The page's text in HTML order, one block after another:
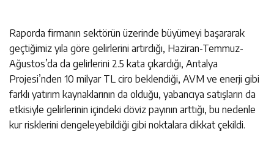
Raporda firmanın sektörün üzerinde büyümeyi başararak
geçtiğimiz yıla göre gelirlerini artırdığı, Haziran-Temmuz-
Ağustos’da da gelirlerini 2.5 kata çıkardığı, Antalya
Projesi’nden 10 milyar TL ciro beklendiği, AVM ve enerji gibi
farklı yatırım kaynaklarının da olduğu, yabancıya satışların da
etkisiyle gelirlerinin içindeki döviz payının arttığı, bu nedenle
kur risklerini dengeleyebildiği gibi noktalara dikkat çekildi.